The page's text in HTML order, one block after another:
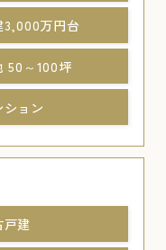
3,000万円台
50～100坪
ション
戸建